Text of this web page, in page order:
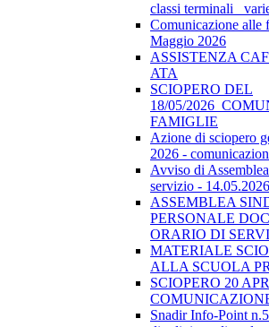
classi terminali_
Comunicazione alle
Maggio 2026
ASSISTENZA
ATA
SCIOPERO DEL
18/05/
FAMIGLIE
Azione di sciopero
2026 -
Avviso di
servizio - 14.05.2026
ASSEMBLEA
PERSONALE
ORARIO DI
MATERIALE
ALLA SCUOLA
SCIOPERO 20
Snadir Info-Point